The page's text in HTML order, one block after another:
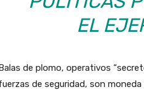
EL
de plomo, operativos
de seguridad, son